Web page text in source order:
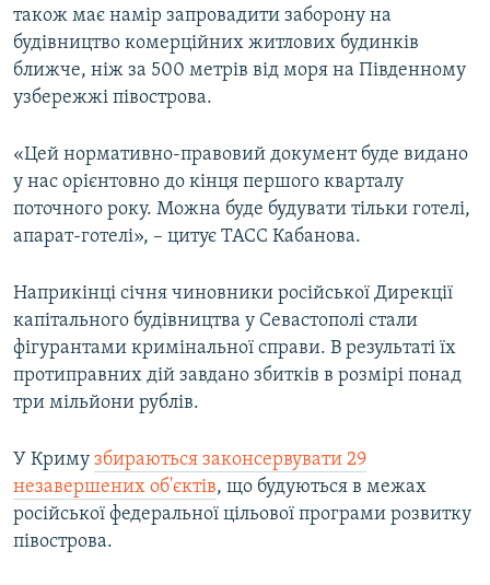
також має намір запровадити заборону на
будівництво комерційних житлових будинків
ближче, ніж за 500 метрів від моря на Південному
узбережжі півострова.
«Цей нормативно-правовий документ буде видано
у нас орієнтовно до кінця першого кварталу
поточного року. Можна буде будувати тільки готелі,
апарат-готелі», – цитує ТАСС Кабанова.
Наприкінці січня чиновники російської Дирекції
капітального будівництва у Севастополі стали
фігурантами кримінальної справи. В результаті їх
протиправних дій завдано збитків в розмірі понад
три мільйони рублів.
У Криму збираються законсервувати 29
незавершених об'єктів, що будуються в межах
російської федеральної цільової програми розвитку
півострова.